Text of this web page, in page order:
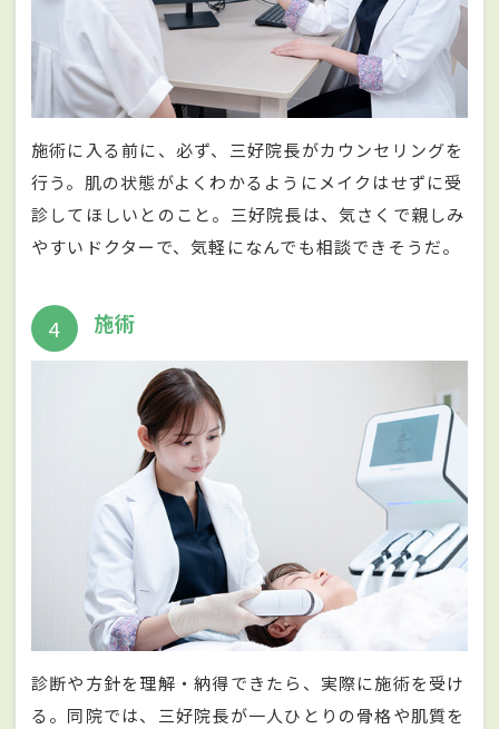
施術に入る前に、必ず、三好院長がカウンセリングを
行う。肌の状態がよくわかるようにメイクはせずに受
診してほしいとのこと。三好院長は、気さくで親しみ
やすいドクターで、気軽になんでも相談できそうだ。
4 施術
診断や方針を理解・納得できたら、実際に施術を受け
る。同院では、三好院長が一人ひとりの骨格や肌質を